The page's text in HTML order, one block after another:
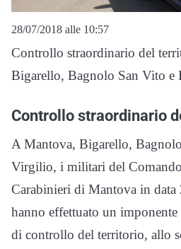
28/07/2018 alle 10:57
Controllo straordinario del
Bigarello, Bagnolo San Vito
Controllo straordinario
A Mantova, Bigarello,
Virgilio, i militari del
Carabinieri di Mantova in
hanno effettuato un
di controllo del territorio, allo